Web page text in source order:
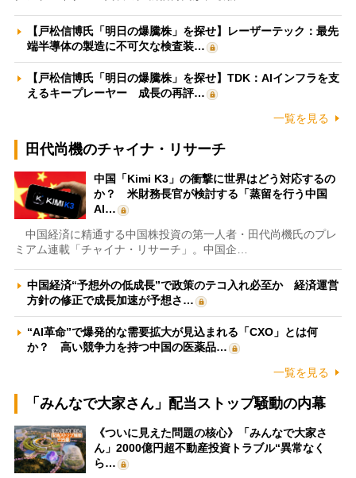
【戸松信博氏「明日の爆騰株」を探せ】レーザーテック：最先
端半導体の製造に不可欠な検査装…
【戸松信博氏「明日の爆騰株」を探せ】TDK：AIインフラを支
えるキープレーヤー 成長の再評…
一覧を見る
田代尚機のチャイナ・リサーチ
中国「Kimi K3」の衝撃に世界はどう対応するの
か？ 米財務長官が検討する「蒸留を行う中国
AI…
中国経済に精通する中国株投資の第一人者・田代尚機氏のプレ
ミアム連載「チャイナ・リサーチ」。中国企…
中国経済“予想外の低成長”で政策のテコ入れ必至か 経済運営
方針の修正で成長加速が予想さ…
“AI革命”で爆発的な需要拡大が見込まれる「CXO」とは何
か？ 高い競争力を持つ中国の医薬品…
一覧を見る
「みんなで大家さん」配当ストップ騒動の内幕
《ついに見えた問題の核心》「みんなで大家さ
ん」2000億円超不動産投資トラブル“異常なく
ら…